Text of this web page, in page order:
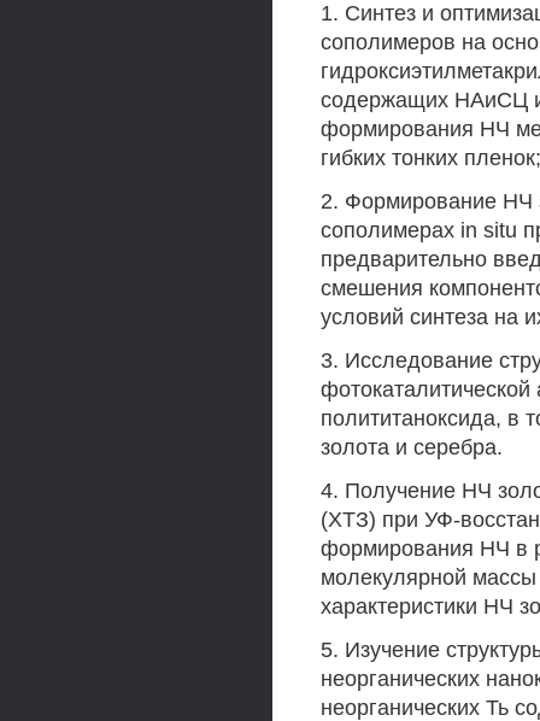
1. Синтез и
сополимеров на
содержащих НАиСЦ
формирования НЧ
гибких тонких пленок;
2. Формирование НЧ
сополимерах in situ
предварительно
смешения
условий синтеза на
3. Исследование
полититаноксида, в
золота и серебра.
4. Получение НЧ
(ХТЗ) при УФ-
формирования НЧ в
молекулярной
характеристики НЧ
5. Изучение
неорганических
неорганических Ть